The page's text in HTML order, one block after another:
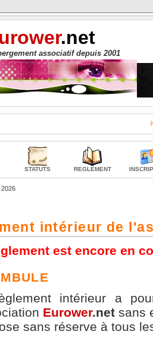
.net
associatif depuis 2001
STATUTS REGLEMENT
2026
intérieur de
est encore en
intérieur a
Eurower.net sans
sans réserve à tous